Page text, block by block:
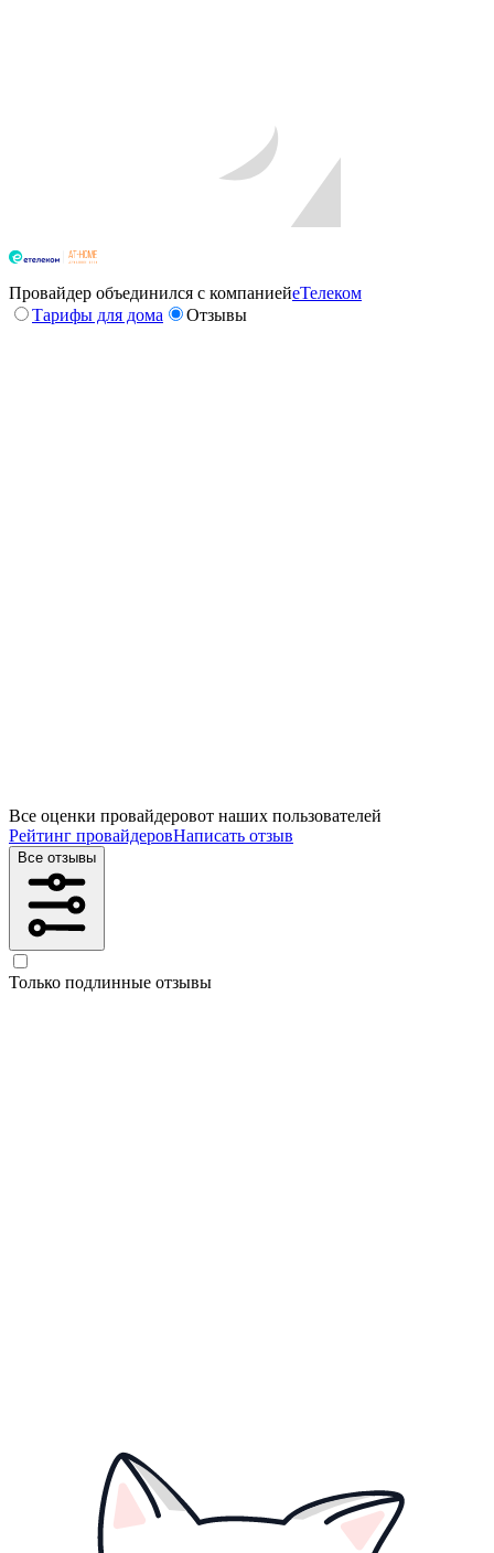
Провайдер объединился с компаниейеТелеком
Тарифы для дома
Отзывы
Все оценки провайдеровот наших пользователей
Рейтинг провайдеровНаписать отзыв
Все отзывы
Только подлинные отзывы